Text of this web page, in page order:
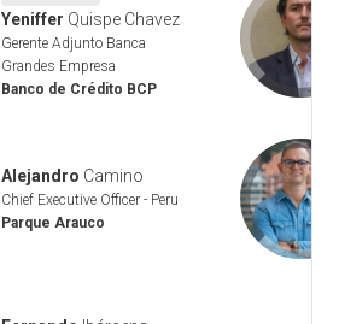
Yeniffer Quispe Chavez
Gerente Adjunto Banca
Grandes Empresa
Banco de Crédito BCP
Alejandro Camino
Chief Executive Officer - Peru
Parque Arauco